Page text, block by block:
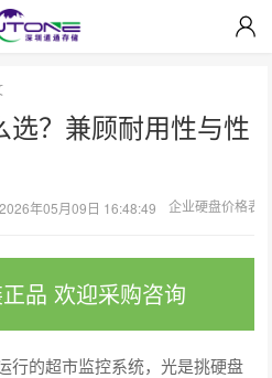
？兼顾耐用性与性
2026年05月09日 16:48:49 企业硬盘价格表
品 欢迎采购咨询
行的超市监控系统，光是挑硬盘